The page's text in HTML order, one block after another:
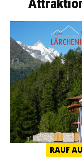
RAUF